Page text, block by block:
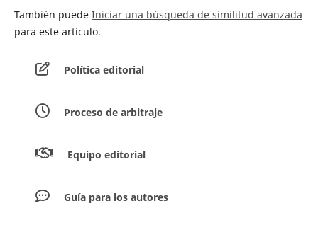
También puede Iniciar una búsqueda de similitud avanzada
para este artículo.
Política editorial
Proceso de arbitraje
Equipo editorial
Guía para los autores